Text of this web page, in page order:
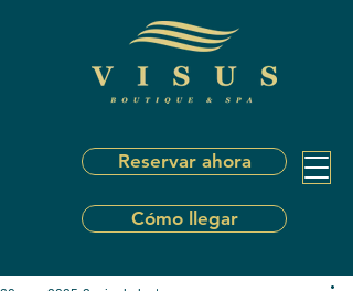
Reservar ahora
Cómo llegar